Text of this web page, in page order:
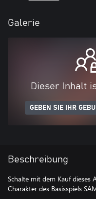
Galerie
Dieser Inhalt
GEBEN SIE IHR
Beschreibung
Schalte mit dem Kauf dieses
Charakter des Basisspiels